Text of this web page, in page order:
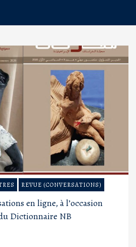
REVUE (CONVERSATIONS)
en ligne, à l’occasion
Dictionnaire NB